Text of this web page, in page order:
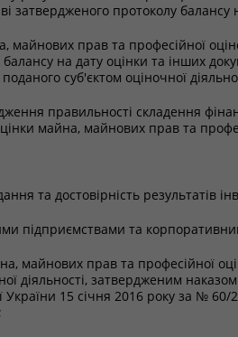
затвердженого протоколу
прав та професійної
на дату оцінки та інших
суб'єктом оціночної
правильності складення
майна, майнових прав та
та достовірність
підприємствами та
майнових прав та професійної
діяльності, затвердженим
15 січня 2016 року за № 60/